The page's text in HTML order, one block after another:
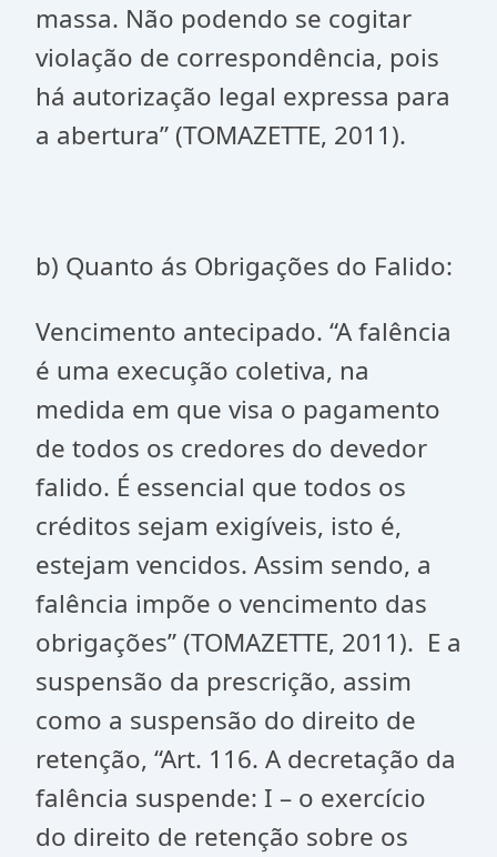
massa. Não podendo se cogitar
violação de correspondência, pois
há autorização legal expressa para
a abertura” (TOMAZETTE, 2011).
b) Quanto ás Obrigações do Falido:
Vencimento antecipado. “A falência
é uma execução coletiva, na
medida em que visa o pagamento
de todos os credores do devedor
falido. É essencial que todos os
créditos sejam exigíveis, isto é,
estejam vencidos. Assim sendo, a
falência impõe o vencimento das
obrigações” (TOMAZETTE, 2011). E a
suspensão da prescrição, assim
como a suspensão do direito de
retenção, “Art. 116. A decretação da
falência suspende: I – o exercício
do direito de retenção sobre os